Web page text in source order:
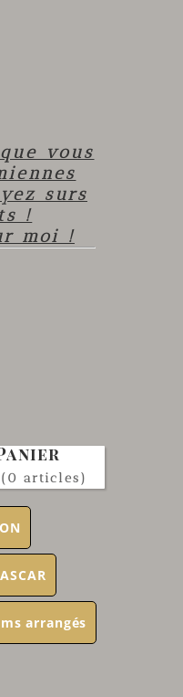
vous
surs
!
moi !
(0 articles)
arrangés